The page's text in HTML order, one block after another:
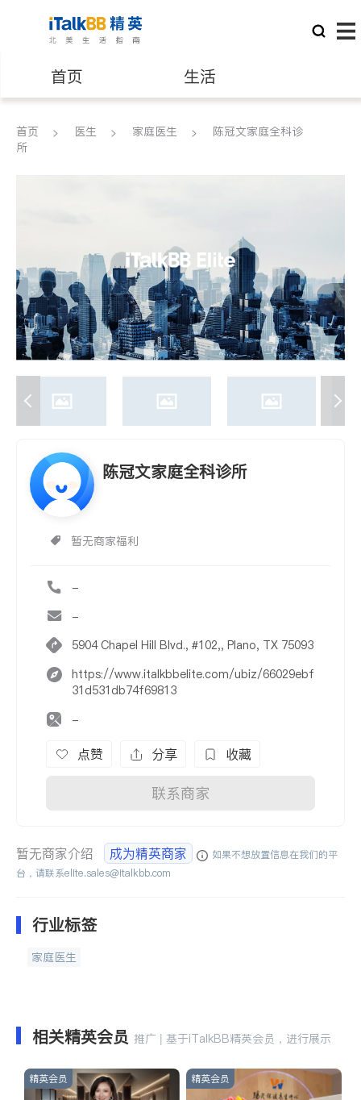
首页 生活
医生 律师
养老 非盈利组织
首页 医生 家庭医生
陈冠文家庭全科诊
所
陈冠文家庭全科诊所
暂无商家福利
-
-
5904 Chapel Hill Blvd., #102,, Plano, TX 75093
https://www.italkbbelite.com/ubiz/66029ebf
31d531db74f69813
-
点赞 分享 收藏
联系商家
暂无商家介绍 成为精英商家
如果不想放置信息在我们的平
台，请联系elite.sales@italkbb.com
行业标签
家庭医生
相关精英会员 推广 | 基于iTalkBB精英会员，进行展示
精英会员 精英会员